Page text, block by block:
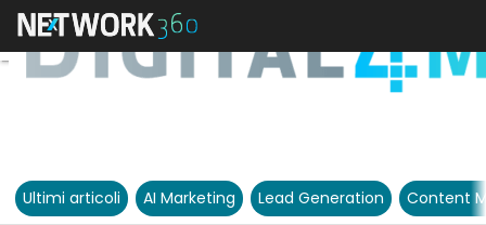
Ultimi articoli AI Marketing Lead Generation Content